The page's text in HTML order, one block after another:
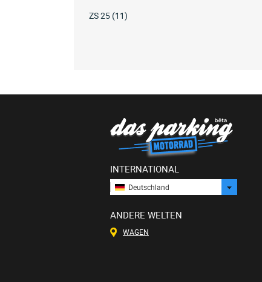
ZS 25 (11)
INTERNATIONAL
Deutschland
ANDERE WELTEN
WAGEN